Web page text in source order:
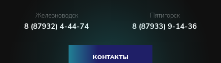
Железноводск
8 (87932) 4-44-74
Пятигорск
8 (87933) 9-14-36
КОНТАКТЫ